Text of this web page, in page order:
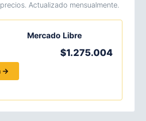
Actualizado mensualmente.
Mercado Libre
$1.275.004
→